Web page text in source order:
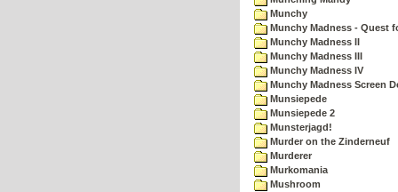
Munchy
Munchy Madness - Quest
Munchy Madness II
Munchy Madness III
Munchy Madness IV
Munchy Madness Screen
Munsiepede
Munsiepede 2
Munsterjagd!
Murder on the Zinderneuf
Murderer
Murkomania
Mushroom